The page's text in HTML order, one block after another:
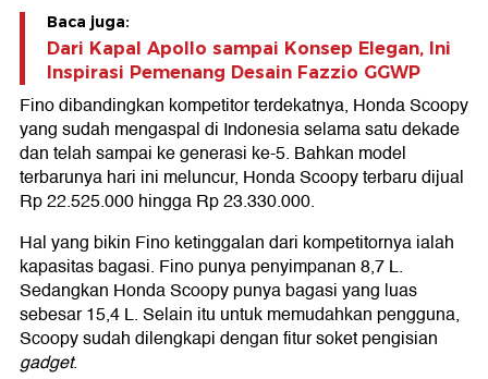
Baca juga:
Dari Kapal Apollo sampai Konsep Elegan, Ini
Inspirasi Pemenang Desain Fazzio GGWP
Fino dibandingkan kompetitor terdekatnya, Honda Scoopy
yang sudah mengaspal di Indonesia selama satu dekade
dan telah sampai ke generasi ke-5. Bahkan model
terbarunya hari ini meluncur, Honda Scoopy terbaru dijual
Rp 22.525.000 hingga Rp 23.330.000.
Hal yang bikin Fino ketinggalan dari kompetitornya ialah
kapasitas bagasi. Fino punya penyimpanan 8,7 L.
Sedangkan Honda Scoopy punya bagasi yang luas
sebesar 15,4 L. Selain itu untuk memudahkan pengguna,
Scoopy sudah dilengkapi dengan fitur soket pengisian
gadget.